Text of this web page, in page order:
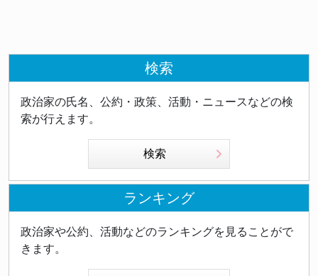
検索
政治家の氏名、公約・政策、活動・ニュースなどの検
索が行えます。
検索
ランキング
政治家や公約、活動などのランキングを見ることがで
きます。